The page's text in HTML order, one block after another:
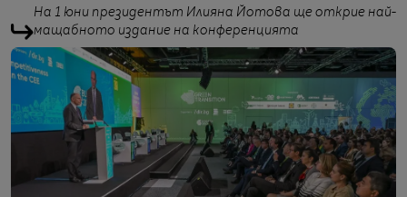
На 1 юни президентът Илияна Йотова ще открие най-
мащабното издание на конференцията